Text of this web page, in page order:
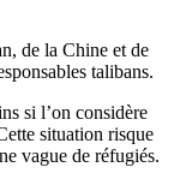
de la Chine et de
talibans.
si l’on considère
situation risque
vague de réfugiés.